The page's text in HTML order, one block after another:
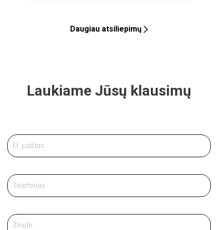
Daugiau atsiliepimų
Laukiame Jūsų klausimų